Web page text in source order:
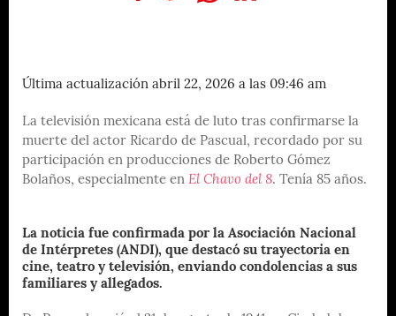
Última actualización abril 22, 2026 a las 09:46 am
La televisión mexicana está de luto tras confirmarse la
muerte del actor Ricardo de Pascual, recordado por su
participación en producciones de Roberto Gómez
Bolaños, especialmente en El Chavo del 8. Tenía 85 años.
La noticia fue confirmada por la Asociación Nacional
de Intérpretes (ANDI), que destacó su trayectoria en
cine, teatro y televisión, enviando condolencias a sus
familiares y allegados.